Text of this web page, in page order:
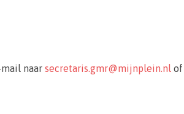
mail naarsecretaris.gmr@mijnplein.nl of